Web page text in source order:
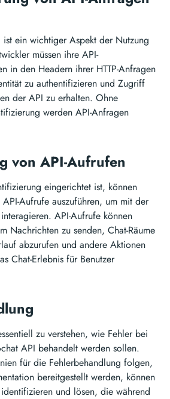
ein wichtiger Aspekt der Nutzung
müssen ihre API-
in den Headern ihrer HTTP-Anfragen
zu authentifizieren und Zugriff
der API zu erhalten. Ohne
werden API-Anfragen
von API-Aufrufen
eingerichtet ist, können
Aufrufe auszuführen, um mit der
API-Aufrufe können
Nachrichten zu senden, Chat-Räume
abzurufen und andere Aktionen
Chat-Erlebnis für Benutzer
zu verstehen, wie Fehler bei
API behandelt werden sollen.
für die Fehlerbehandlung folgen,
bereitgestellt werden, können
und lösen, die während